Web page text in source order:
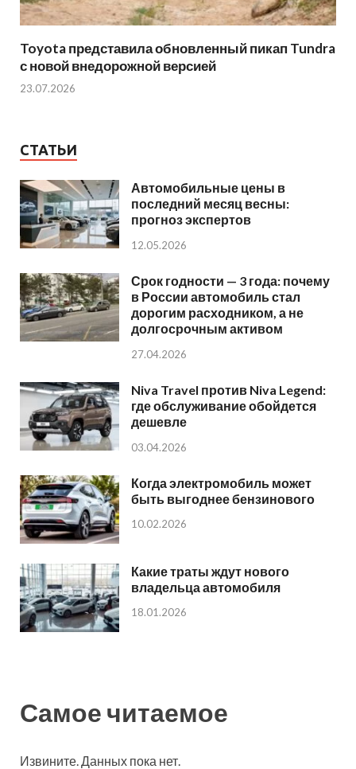
Toyota представила обновленный пикап Tundra
с новой внедорожной версией
23.07.2026
СТАТЬИ
Автомобильные цены в
последний месяц весны:
прогноз экспертов
12.05.2026
Срок годности — 3 года: почему
в России автомобиль стал
дорогим расходником, а не
долгосрочным активом
27.04.2026
Niva Travel против Niva Legend:
где обслуживание обойдется
дешевле
03.04.2026
Когда электромобиль может
быть выгоднее бензинового
10.02.2026
Какие траты ждут нового
владельца автомобиля
18.01.2026
Самое читаемое
Извините. Данных пока нет.